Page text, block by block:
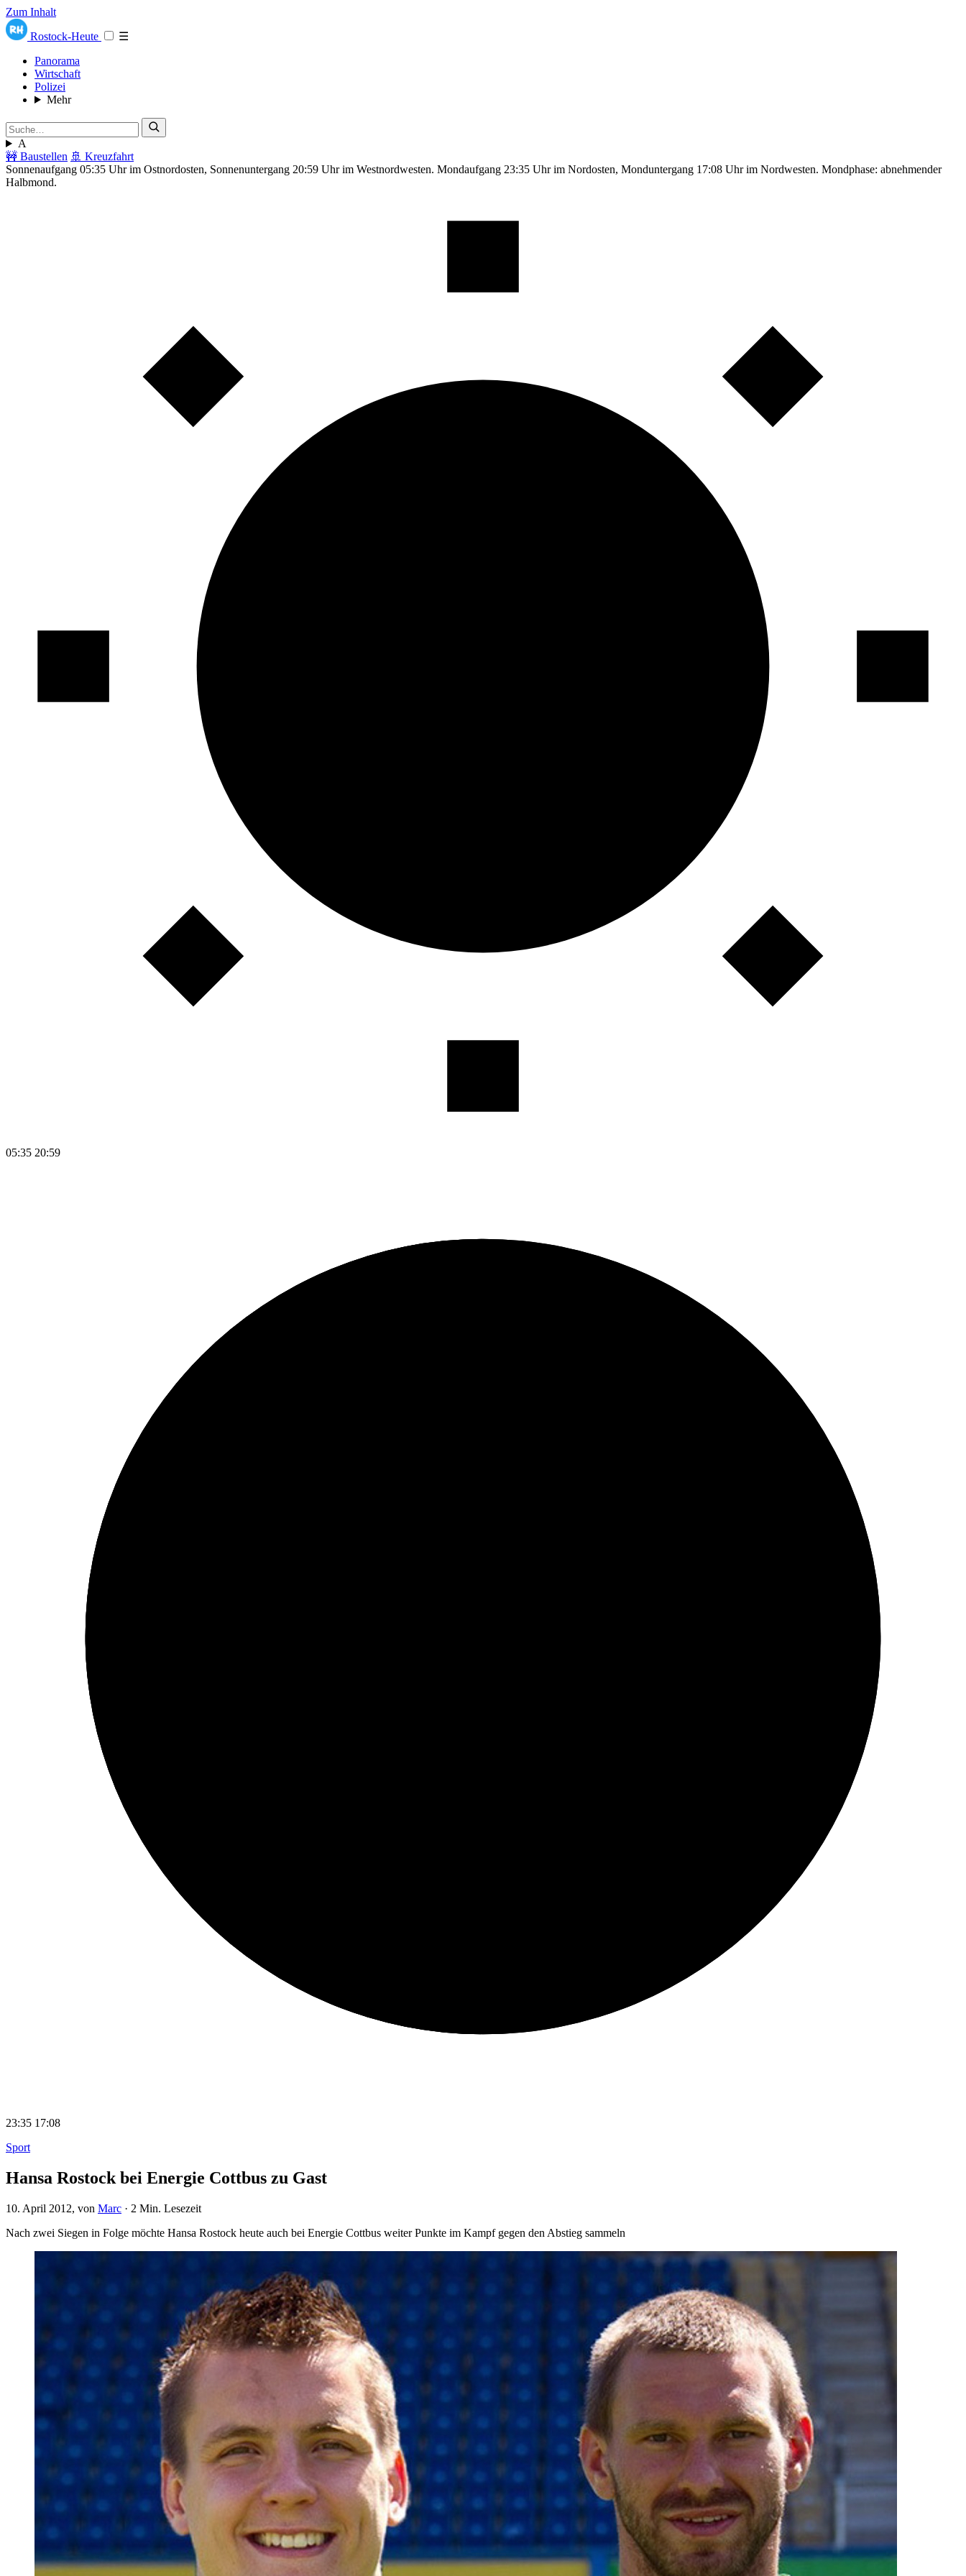
Zum Inhalt
Rostock-Heute
☰
Panorama
Wirtschaft
Polizei
Mehr
A
🚧 Baustellen 🚢 Kreuzfahrt
Sonnenaufgang 05:35 Uhr im Ostnordosten, Sonnenuntergang 20:59 Uhr im Westnordwesten. Mondaufgang 23:35 Uhr im Nordosten, Monduntergang 17:08 Uhr im Nordwesten. Mondphase: abnehmender
Halbmond.
05:35 20:59
23:35 17:08
Sport
Hansa Rostock bei Energie Cottbus zu Gast
10. April 2012, von Marc · 2 Min. Lesezeit
Nach zwei Siegen in Folge möchte Hansa Rostock heute auch bei Energie Cottbus weiter Punkte im Kampf gegen den Abstieg sammeln